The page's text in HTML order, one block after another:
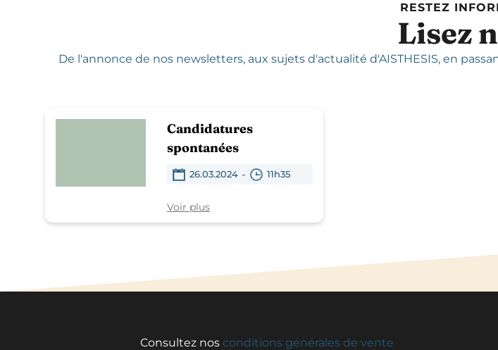
RESTEZ
Lisez
De l'annonce de nos newsletters, aux sujets d'actualité d'AISTHESIS,en
Candidatures
spontanées
26.03.2024 - 11h35
Voir plus
Consultez nos conditions générales de vente